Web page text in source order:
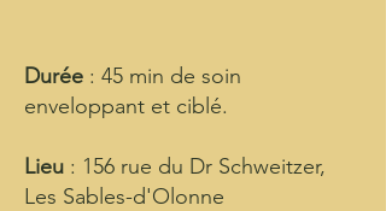
Durée : 45 min de soin
enveloppant et ciblé.
Lieu : 156 rue du Dr Schweitzer,
Les Sables-d'Olonne